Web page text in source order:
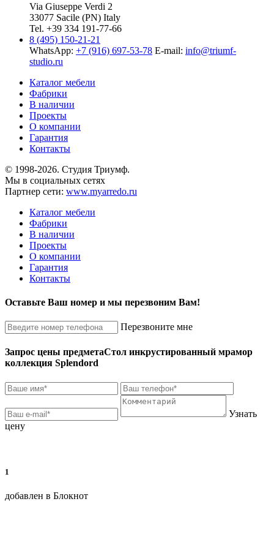
Via Giuseppe Verdi 2
33077 Sacile (PN) Italy
Tel. +39 334 191-77-66
8 (495) 150-21-21
WhatsApp: +7 (916) 697-53-78 E-mail: info@triumf-
studio.ru
Каталог мебели
Фабрики
В наличии
Проекты
О компании
Гарантия
Контакты
© 1998-2026. Студия Триумф.
Мы в социальных сетях
Партнер сети: www.myarredo.ru
Каталог мебели
Фабрики
В наличии
Проекты
О компании
Гарантия
Контакты
Оставьте Ваш номер и мы перезвоним Вам!
Перезвоните мне
Запрос цены предметаСтол инкрустированный мрамор
коллекция Splendord
Узнать
цену
1
добавлен в Блокнот